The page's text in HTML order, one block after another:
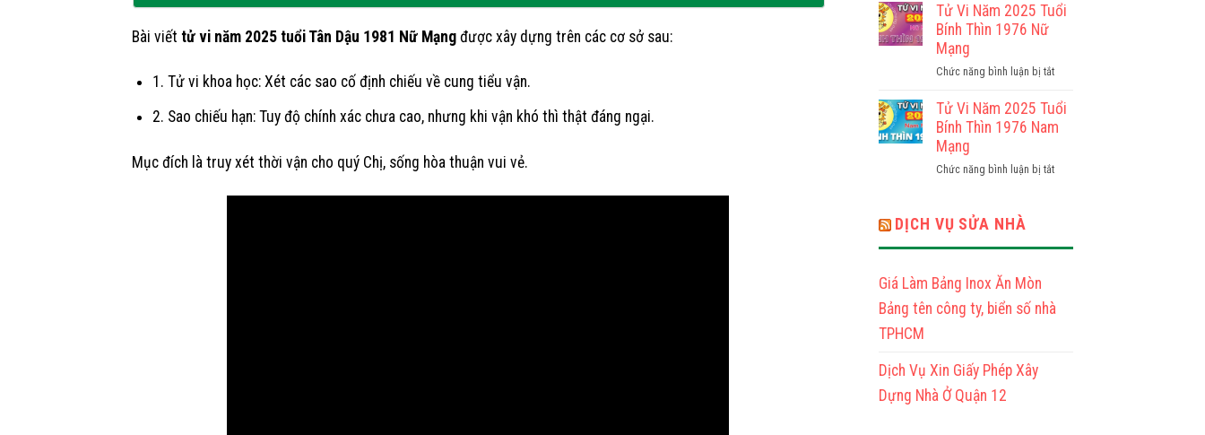
Bài viết tử vi năm 2025 tuổi Tân Dậu 1981 Nữ Mạng được xây dựng trên các cơ sở sau:
1. Tử vi khoa học: Xét các sao cố định chiếu về cung tiểu vận.
2. Sao chiếu hạn: Tuy độ chính xác chưa cao, nhưng khi vận khó thì thật đáng ngại.
Mục đích là truy xét thời vận cho quý Chị, sống hòa thuận vui vẻ.
1964
Vi
Giáp
1964
Nam
Tử Vi Năm 2025 Tuổi
Bính Thìn 1976 Nữ
Mạng
Chức năng bình luận bị tắtở
Vi
Năm
Bính
Tử Vi Năm 2025 Tuổi
Bính Thìn 1976 Nam
Mạng
Chức năng bình luận bị tắtở
1976
DỊCH VỤ SỬA NHÀ
Giá Làm Bảng Inox Ăn Mòn
Bảng tên công ty, biển số nhà
TPHCM
Dịch Vụ Xin Giấy Phép Xây
Dựng Nhà Ở Quận 12